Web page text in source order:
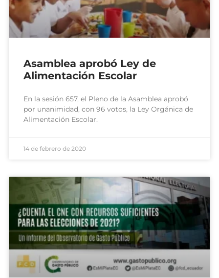
Asamblea aprobó Ley de
Alimentación Escolar
En la sesión 657, el Pleno de la Asamblea aprobó
por unanimidad, con 96 votos, la Ley Orgánica de
Alimentación Escolar.
14 de febrero de 2020